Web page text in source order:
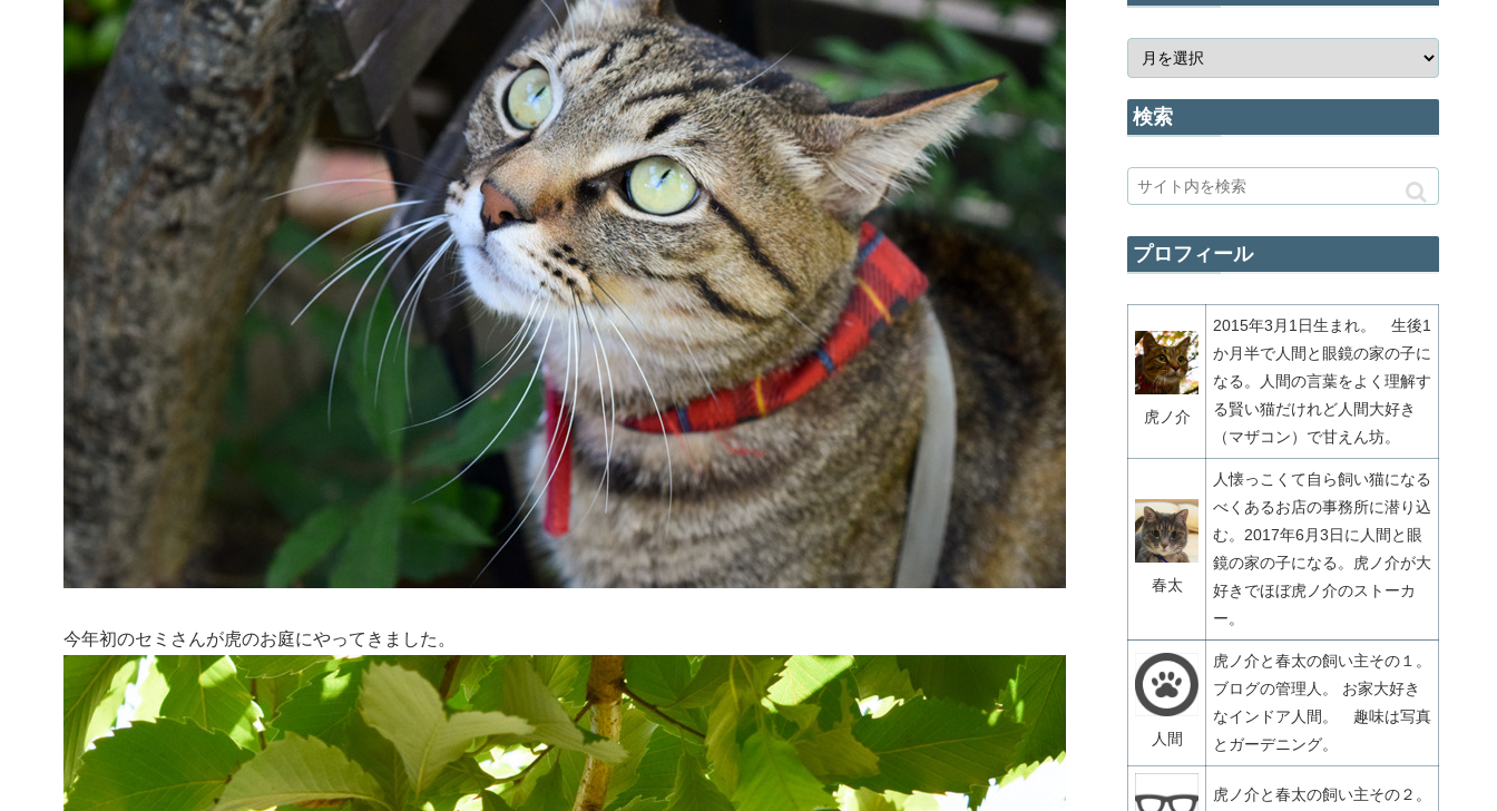
今年初のセミさんが虎のお庭にやってきました。
検索
プロフィール
虎ノ介
2015年3月1日生まれ。 生後1
か月半で人間と眼鏡の家の子に
なる。人間の言葉をよく理解す
る賢い猫だけれど人間大好き
（マザコン）で甘えん坊。
春太
人懐っこくて自ら飼い猫になる
べくあるお店の事務所に潜り込
む。2017年6月3日に人間と眼
鏡の家の子になる。虎ノ介が大
好きでほぼ虎ノ介のストーカ
ー。
人間
虎ノ介と春太の飼い主その１。
ブログの管理人。 お家大好き
なインドア人間。 趣味は写真
とガーデニング。
虎ノ介と春太の飼い主その２。